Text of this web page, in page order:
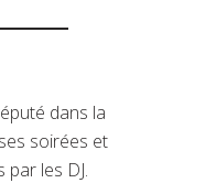
dans la
soirées et
les DJ.